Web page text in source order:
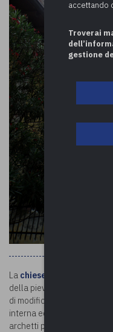
La chiesetta di
della pieve di Angera nel
di modifiche successive.
interna ed è affiancato da
archetti pensili in
accettando
Troverai
gestione